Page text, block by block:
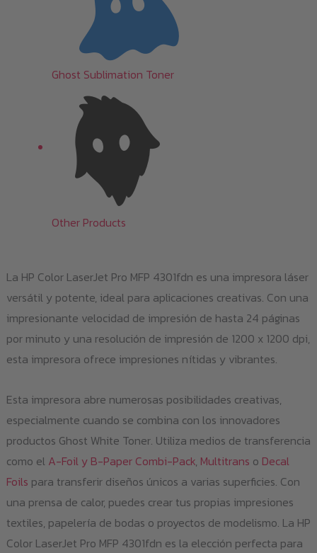
Ghost Sublimation Toner
Other Products
La HP Color LaserJet Pro MFP 4301fdn es una impresora láser
versátil y potente, ideal para aplicaciones creativas. Con una
impresionante velocidad de impresión de hasta 24 páginas
por minuto y una resolución de impresión de 1200 x 1200 dpi,
esta impresora ofrece impresiones nítidas y vibrantes.
Esta impresora abre numerosas posibilidades creativas,
especialmente cuando se combina con los innovadores
productos Ghost White Toner. Utiliza medios de transferencia
como el A-Foil y B-Paper Combi-Pack, Multitrans o Decal
Foils para transferir diseños únicos a varias superficies. Con
una prensa de calor, puedes crear tus propias impresiones
textiles, papelería de bodas o proyectos de modelismo. La HP
Color LaserJet Pro MFP 4301fdn es la elección perfecta para